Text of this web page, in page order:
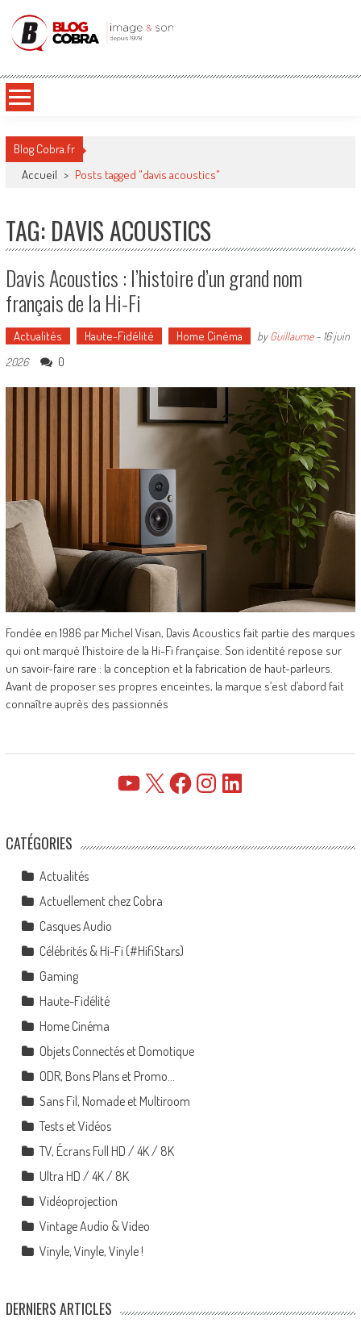
Blog Cobra
Blog Cobra.fr
Accueil > Posts tagged "davis acoustics"
TAG: DAVIS ACOUSTICS
Davis Acoustics : l’histoire d’un grand nom
français de la Hi-Fi
Actualités Haute-Fidélité Home Cinéma byGuillaume- 16 juin
2026
0
Fondée en 1986 par Michel Visan, Davis Acoustics fait partie des marques
qui ont marqué l’histoire de la Hi-Fi française. Son identité repose sur
un savoir-faire rare : la conception et la fabrication de haut-parleurs.
Avant de proposer ses propres enceintes, la marque s’est d’abord fait
connaître auprès des passionnés
YouTube FacebookInstagramLinkedIn
CATÉGORIES
Actualités
Actuellement chez Cobra
Casques Audio
Célébrités & Hi-Fi (#HifiStars)
Gaming
Haute-Fidélité
Home Cinéma
Objets Connectés et Domotique
ODR, Bons Plans et Promo…
Sans Fil, Nomade et Multiroom
Tests et Vidéos
TV, Écrans Full HD / 4K / 8K
Ultra HD / 4K / 8K
Vidéoprojection
Vintage Audio & Video
Vinyle, Vinyle, Vinyle !
DERNIERS ARTICLES